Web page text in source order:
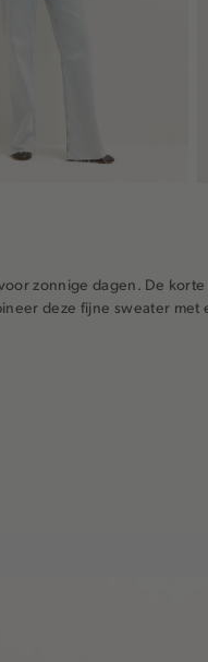
zonnige dagen. De
deze fijne sweater met